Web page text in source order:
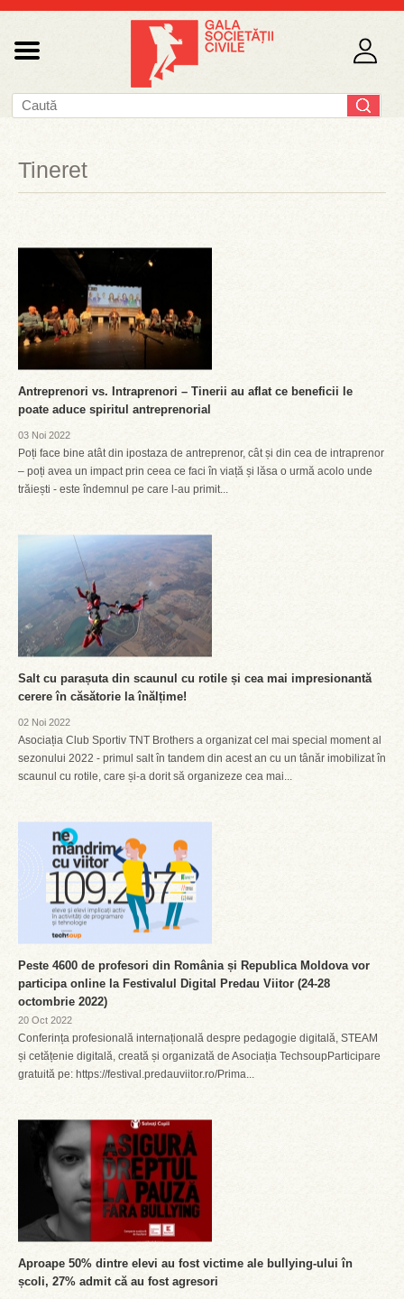
Tineret
Antreprenori vs. Intraprenori – Tinerii au aflat ce beneficii le
poate aduce spiritul antreprenorial
03 Noi 2022
Poți face bine atât din ipostaza de antreprenor, cât și din cea de intraprenor
– poți avea un impact prin ceea ce faci în viață și lăsa o urmă acolo unde
trăiești - este îndemnul pe care l-au primit...
Salt cu parașuta din scaunul cu rotile și cea mai impresionantă
cerere în căsătorie la înălțime!
02 Noi 2022
Asociația Club Sportiv TNT Brothers a organizat cel mai special moment al
sezonului 2022 - primul salt în tandem din acest an cu un tânăr imobilizat în
scaunul cu rotile, care și-a dorit să organizeze cea mai...
Peste 4600 de profesori din România și Republica Moldova vor
participa online la Festivalul Digital Predau Viitor (24-28
octombrie 2022)
20 Oct 2022
Conferința profesională internațională despre pedagogie digitală, STEAM
și cetățenie digitală, creată și organizată de Asociația TechsoupParticipare
gratuită pe: https://festival.predauviitor.ro/Prima...
Aproape 50% dintre elevi au fost victime ale bullying-ului în
școli, 27% admit că au fost agresori